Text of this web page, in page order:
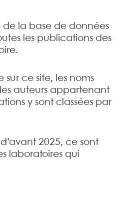
de la base de données
les publications des
sur ce site, les noms
auteurs appartenant
y sont classées par
2025, ce sont
laboratoires qui